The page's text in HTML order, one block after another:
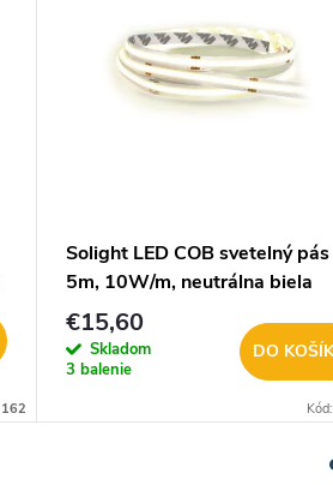
Solight LED COB svetelný pás
5m, 10W/m, neutrálna biela
WM617
€15,60
Skladom
3 balenie
DO
Kód: